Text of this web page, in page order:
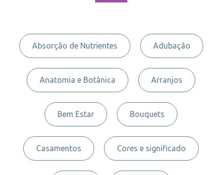
Absorção de Nutrientes Adubação
Anatomia e Botânica Arranjos
Bem Estar Bouquets
Casamentos Cores e significado